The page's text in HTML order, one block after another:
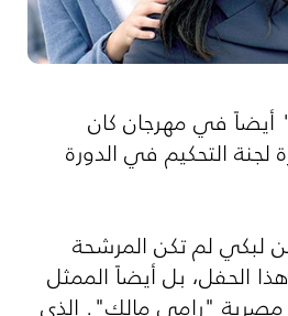
أيضاً في مهرجان كان
لجنة التحكيم في الدورة
لبكي لم تكن المرشحة
الحفل، بل أيضاً الممثل
"رامي مالك". الذي